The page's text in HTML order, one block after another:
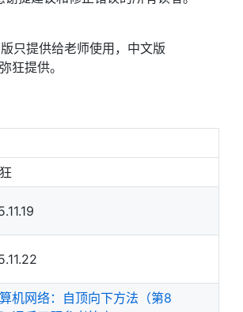
只提供给老师使用，中文版
提供。
算机网络：自顶向下方法（第8